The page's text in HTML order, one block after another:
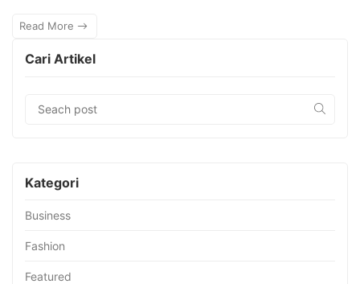
Read More
Cari Artikel
Kategori
Business
Fashion
Featured